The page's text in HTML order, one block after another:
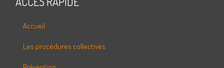
Accueil
Les procédures collectives